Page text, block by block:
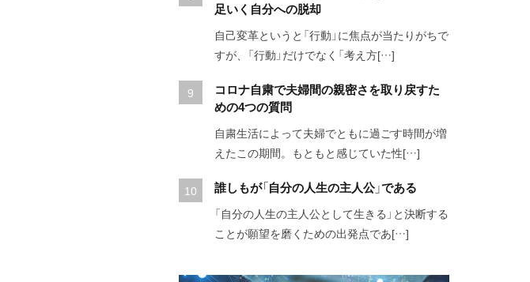
足いく自分への脱却
自己変革というと「行動」に焦点が当たりがちで
すが、「行動」だけでなく「考え方[…]
コロナ自粛で夫婦間の親密さを取り戻すた
めの4つの質問
自粛生活によって夫婦でともに過ごす時間が増
えたこの期間。もともと感じていた性[…]
誰しもが「自分の人生の主人公」である
「自分の人生の主人公として生きる」と決断する
ことが願望を磨くための出発点であ[…]